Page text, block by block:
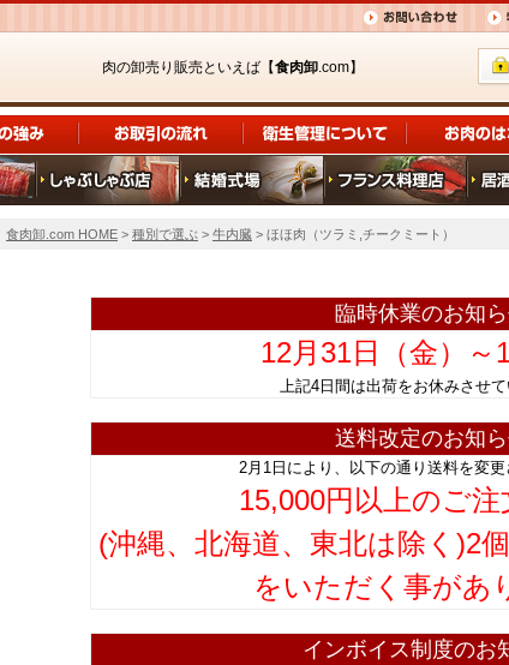
肉の卸売り販売といえば【食肉卸.com】
食肉卸.com HOME > 種別で選ぶ > 牛内臓 > ほほ肉（ツラミ,チークミート）
臨時休業のお知
12月31日（金）～
上記4日間は出荷をお休みさせ
送料改定のお知
2月1日により、以下の通り送料を変更
15,000円以上のご注
(沖縄、北海道、東北は除く)2
をいただく事があ
インボイス制度のお